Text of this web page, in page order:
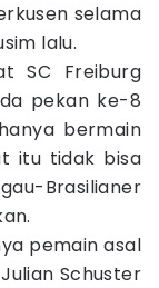
selama
lalu.
SC Freiburg
pekan ke-8
bermain
itu tidak bisa
Brasilianer
pemain asal
Schuster